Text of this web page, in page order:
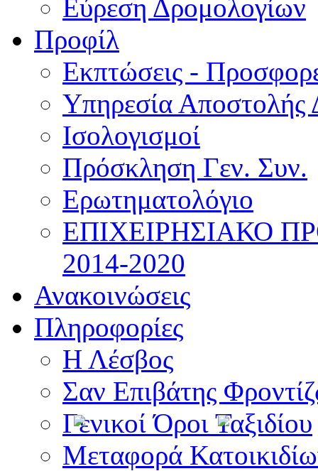
Εύρεση Δρομολογίων
Προφίλ
Εκπτώσεις -
Υπηρεσία Αποστολής
Ισολογισμοί
Πρόσκληση Γεν. Συν.
Ερωτηματολόγιο
ΕΠΙΧΕΙΡΗΣΙΑΚΟ
2014-2020
Ανακοινώσεις
Πληροφορίες
Η Λέσβος
Σαν Επιβάτης
Γενικοί Όροι Ταξιδίου
Μεταφορά